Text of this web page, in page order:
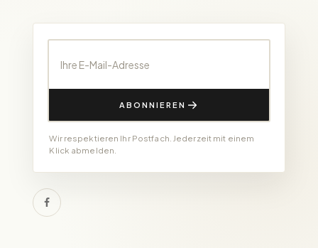
ABONNIEREN
Wir respektieren Ihr Postfach. Jederzeit mit einem
Klick abmelden.